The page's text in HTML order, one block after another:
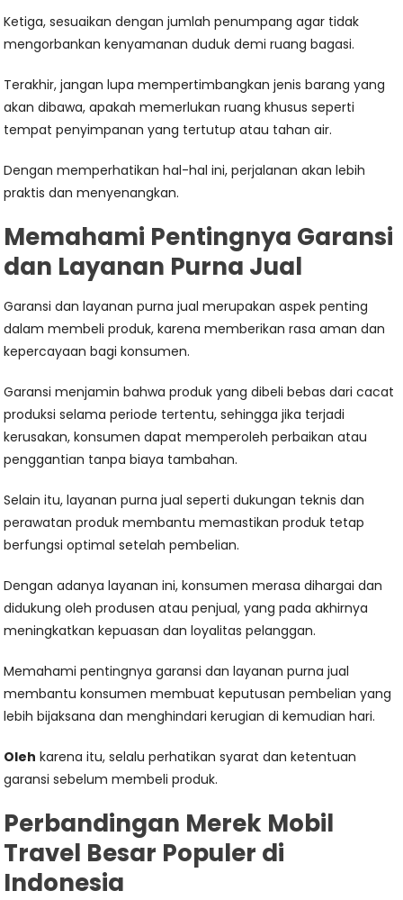
Ketiga, sesuaikan dengan jumlah penumpang agar tidak
mengorbankan kenyamanan duduk demi ruang bagasi.
Terakhir, jangan lupa mempertimbangkan jenis barang yang
akan dibawa, apakah memerlukan ruang khusus seperti
tempat penyimpanan yang tertutup atau tahan air.
Dengan memperhatikan hal-hal ini, perjalanan akan lebih
praktis dan menyenangkan.
Memahami Pentingnya Garansi
dan Layanan Purna Jual
Garansi dan layanan purna jual merupakan aspek penting
dalam membeli produk, karena memberikan rasa aman dan
kepercayaan bagi konsumen.
Garansi menjamin bahwa produk yang dibeli bebas dari cacat
produksi selama periode tertentu, sehingga jika terjadi
kerusakan, konsumen dapat memperoleh perbaikan atau
penggantian tanpa biaya tambahan.
Selain itu, layanan purna jual seperti dukungan teknis dan
perawatan produk membantu memastikan produk tetap
berfungsi optimal setelah pembelian.
Dengan adanya layanan ini, konsumen merasa dihargai dan
didukung oleh produsen atau penjual, yang pada akhirnya
meningkatkan kepuasan dan loyalitas pelanggan.
Memahami pentingnya garansi dan layanan purna jual
membantu konsumen membuat keputusan pembelian yang
lebih bijaksana dan menghindari kerugian di kemudian hari.
Oleh karena itu, selalu perhatikan syarat dan ketentuan
garansi sebelum membeli produk.
Perbandingan Merek Mobil
Travel Besar Populer di
Indonesia